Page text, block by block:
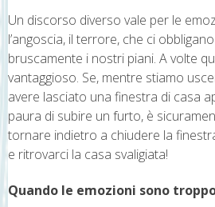
Un discorso diverso vale per le
l’angoscia, il terrore, che ci
bruscamente i nostri piani. A volte
vantaggioso. Se, mentre stiamo
avere lasciato una finestra di casa
paura di subire un furto, è
tornare indietro a chiudere la
e ritrovarci la casa svaligiata!
Quando le emozioni sono